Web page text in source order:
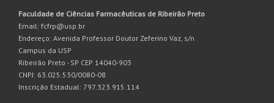
Faculdade de Ciências Farmacêuticas de Ribeirão Preto
Email: fcfrp@usp.br
Endereço: Avenida Professor Doutor Zeferino Vaz, s/n
Campus da USP
Ribeirão Preto - SP CEP 14040-903
CNPJ: 63.025.530/0080-08
Inscrição Estadual: 797.323.915.114